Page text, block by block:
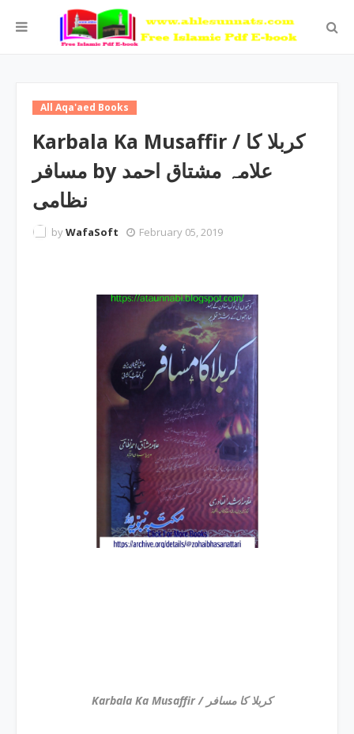
All Aqa'aed Books
Karbala Ka Musaffir / کربلا کا
مسافر by علامہ مشتاق احمد
نظامی
byWafaSoft February 05, 2019
Karbala Ka Musaffir / کربلا کا مسافر